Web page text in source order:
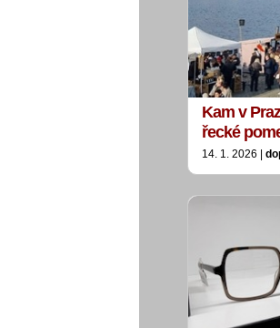
Kam v
řecké
14. 1. 2026 |